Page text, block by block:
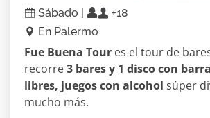
Sábado |
+18
En Palermo
Fue Buena Tour es el tour de
recorre3 bares y 1 disco con
libres, juegos con alcohol súper
mucho más.